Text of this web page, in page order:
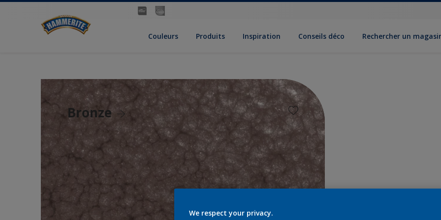
Couleurs Produits Inspiration Conseils déco Rechercher un
Bronze
We respect your privacy.